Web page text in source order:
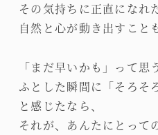
その気持ちに正直になれ
自然と心が動き出すこと
「まだ早いかも」って思
ふとした瞬間に「そろそ
と感じたなら、
それが、あんたにとって